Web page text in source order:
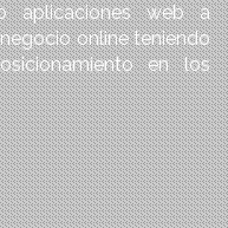
aplicaciones web a
online teniendo
en los